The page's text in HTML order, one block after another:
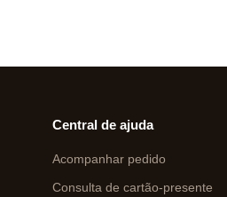
Central de ajuda
Acompanhar pedido
Consulta de cartão-presente